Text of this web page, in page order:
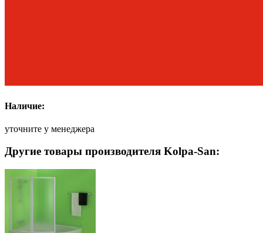
Наличие:
уточните у менеджера
Другие товары производителя Kolpa-San: